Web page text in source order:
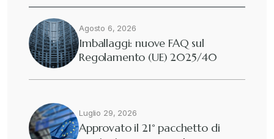
Diritto tributario internazionale
Dogane
Agosto 6, 2026
Imballaggi: nuove FAQ sul
Regolamento (UE) 2025/40
Luglio 29, 2026
Approvato il 21° pacchetto di